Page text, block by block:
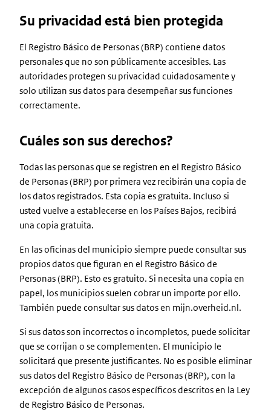
Su privacidad está bien protegida
El Registro Básico de Personas (BRP) contiene datos
personales que no son públicamente accesibles. Las
autoridades protegen su privacidad cuidadosamente y
solo utilizan sus datos para desempeñar sus funciones
correctamente.
Cuáles son sus derechos?
Todas las personas que se registren en el Registro Básico
de Personas (BRP) por primera vez recibirán una copia de
los datos registrados. Esta copia es gratuita. Incluso si
usted vuelve a establecerse en los Países Bajos, recibirá
una copia gratuita.
En las oficinas del municipio siempre puede consultar sus
propios datos que figuran en el Registro Básico de
Personas (BRP). Esto es gratuito. Si necesita una copia en
papel, los municipios suelen cobrar un importe por ello.
También puede consultar sus datos en mijn.overheid.nl.
Si sus datos son incorrectos o incompletos, puede solicitar
que se corrijan o se complementen. El municipio le
solicitará que presente justificantes. No es posible eliminar
sus datos del Registro Básico de Personas (BRP), con la
excepción de algunos casos específicos descritos en la Ley
de Registro Básico de Personas.